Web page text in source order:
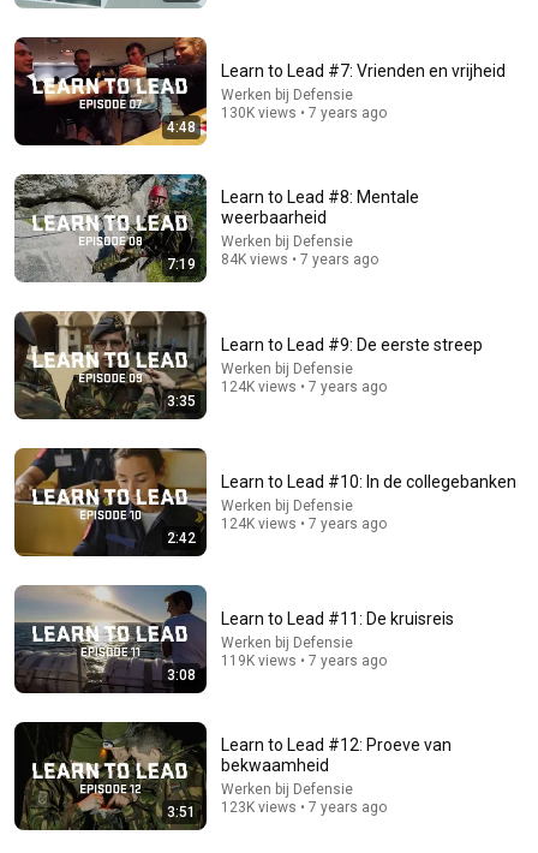
Six Weeks At West Point | Boot Camp
Business Insider • 3.2M views
Van burger tot marinier
Ministerie van Defensie
🪖 Van burger naar militair | Serie: Voorwaarts Mars!
Ik word militair | Aflevering 1
4:48
Learn to Lead #7: Vrienden en vrijheid
Werken bij Defensie
130K views • 7 years ago
7:19
Learn to Lead #8: Mentale
weerbaarheid
Werken bij Defensie
84K views • 7 years ago
3:35
Learn to Lead #9: De eerste streep
Werken bij Defensie
124K views • 7 years ago
2:42
Learn to Lead #10: In de collegebanken
Werken bij Defensie
124K views • 7 years ago
3:08
Learn to Lead #11: De kruisreis
Werken bij Defensie
119K views • 7 years ago
3:51
Learn to Lead #12: Proeve van
bekwaamheid
Werken bij Defensie
123K views • 7 years ago